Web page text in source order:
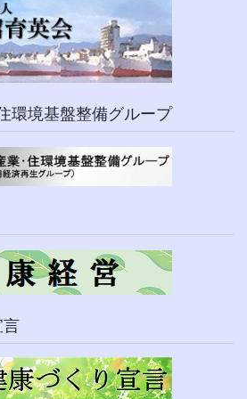
環境基盤整備グループ
言